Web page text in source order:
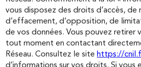
vous disposez des droits d’accès, de
d’effacement, d’opposition, de
de vos données. Vous pouvez retirer
tout moment en contactant
Réseau. Consultez le site https://